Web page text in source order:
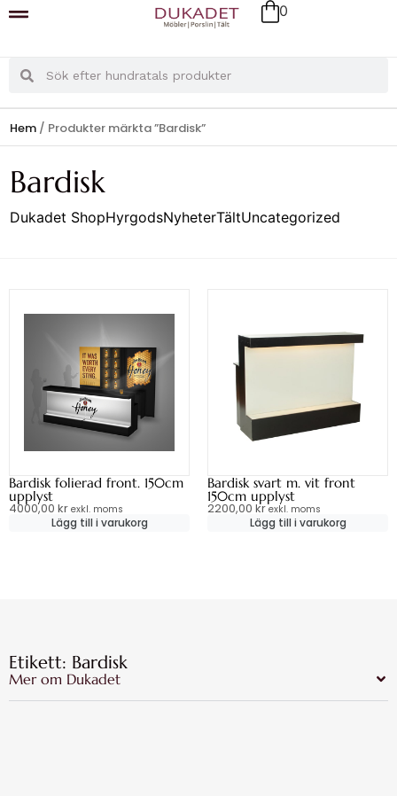
0
Hem / Produkter märkta ”Bardisk”
Bardisk
Dukadet ShopHyrgodsNyheterTältUncategorized
Bardisk folierad front. 150cm
upplyst
4000,00 kr exkl. moms
Lägg till i varukorg
Bardisk svart m. vit front
150cm upplyst
2200,00 kr exkl. moms
Lägg till i varukorg
Etikett: Bardisk
Mer om Dukadet